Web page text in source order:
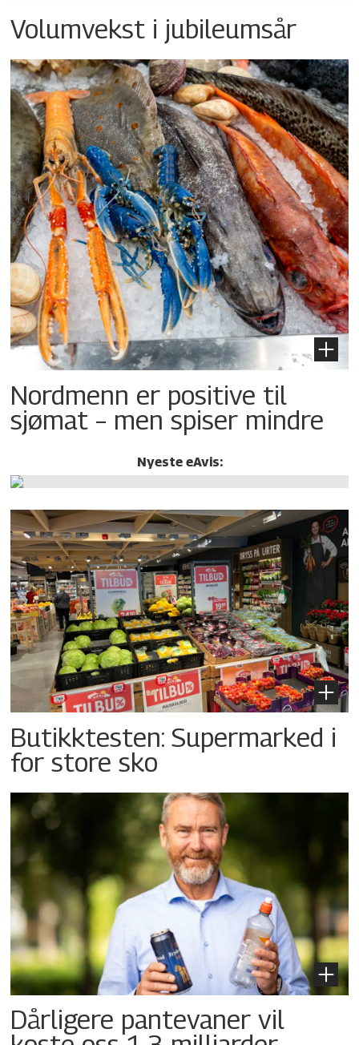
Volumvekst i jubileumsår
Nordmenn er positive til
sjømat – men spiser mindre
Nyeste eAvis:
Butikktesten: Supermarked i
for store sko
Dårligere pantevaner vil